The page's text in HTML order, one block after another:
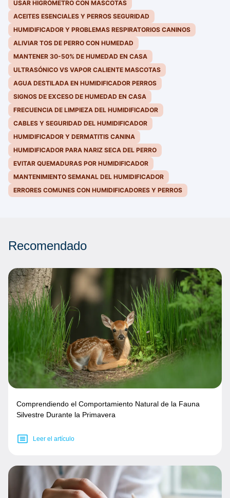
USAR HIGRÓMETRO CON MASCOTAS
ACEITES ESENCIALES Y PERROS SEGURIDAD
HUMIDIFICADOR Y PROBLEMAS RESPIRATORIOS CANINOS
ALIVIAR TOS DE PERRO CON HUMEDAD
MANTENER 30-50% DE HUMEDAD EN CASA
ULTRASÓNICO VS VAPOR CALIENTE MASCOTAS
AGUA DESTILADA EN HUMIDIFICADOR PERROS
SIGNOS DE EXCESO DE HUMEDAD EN CASA
FRECUENCIA DE LIMPIEZA DEL HUMIDIFICADOR
CABLES Y SEGURIDAD DEL HUMIDIFICADOR
HUMIDIFICADOR Y DERMATITIS CANINA
HUMIDIFICADOR PARA NARIZ SECA DEL PERRO
EVITAR QUEMADURAS POR HUMIDIFICADOR
MANTENIMIENTO SEMANAL DEL HUMIDIFICADOR
ERRORES COMUNES CON HUMIDIFICADORES Y PERROS
Recomendado
Comprendiendo el Comportamiento Natural de la Fauna
Silvestre Durante la Primavera
Leer el artículo